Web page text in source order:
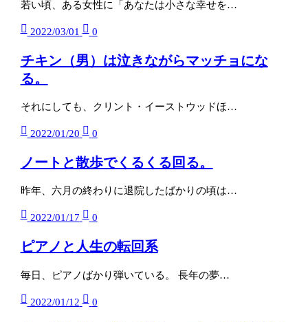
若い頃、ある女性に「あなたは小さな幸せを…
2022/03/01 0
チキン（男）は泣きながらマッチョにな
る。
それにしても、クリント・イーストウッドほ…
2022/01/20 0
ノートと散歩でくるくる回る。
昨年、六月の終わりに退院したばかりの頃は…
2022/01/17 0
ピアノと人生の転回系
毎日、ピアノばかり弾いている。 長年の夢…
2022/01/12 0